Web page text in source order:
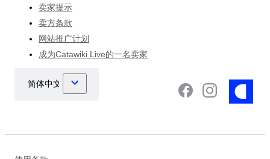
卖家提示
卖方条款
网站推广计划
成为Catawiki Live的一名卖家